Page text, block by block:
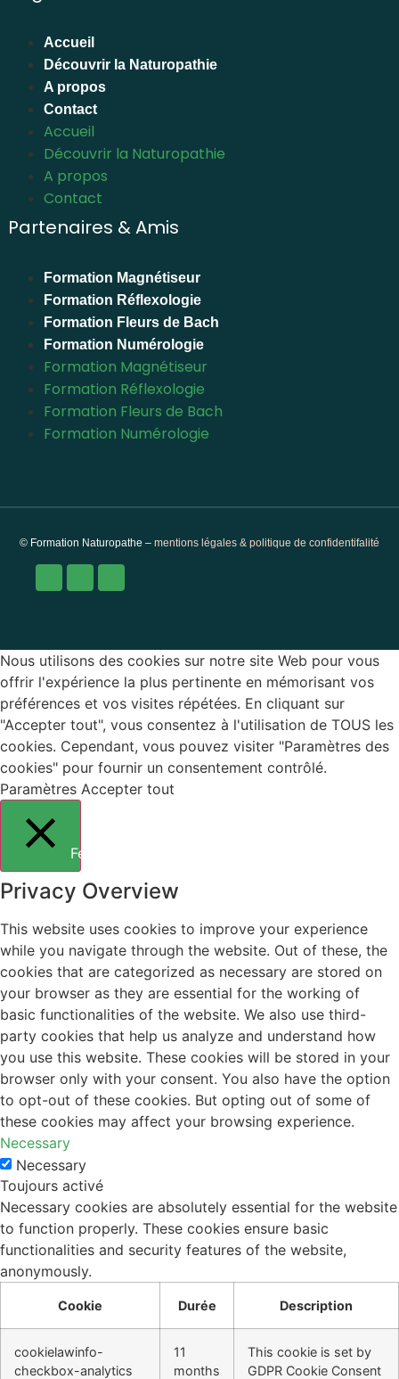
Accueil
Découvrir la Naturopathie
A propos
Contact
Accueil
Découvrir la Naturopathie
A propos
Contact
Partenaires & Amis
Formation Magnétiseur
Formation Réflexologie
Formation Fleurs de Bach
Formation Numérologie
Formation Magnétiseur
Formation Réflexologie
Formation Fleurs de Bach
Formation Numérologie
© Formation Naturopathe – mentions légales & politique de confidentifalité
Nous utilisons des cookies sur notre site Web pour vous
offrir l'expérience la plus pertinente en mémorisant vos
préférences et vos visites répétées. En cliquant sur
"Accepter tout", vous consentez à l'utilisation de TOUS les
cookies. Cependant, vous pouvez visiter "Paramètres des
cookies" pour fournir un consentement contrôlé.
Paramètres Accepter tout
Fermer
Privacy Overview
This website uses cookies to improve your experience
while you navigate through the website. Out of these, the
cookies that are categorized as necessary are stored on
your browser as they are essential for the working of
basic functionalities of the website. We also use third-
party cookies that help us analyze and understand how
you use this website. These cookies will be stored in your
browser only with your consent. You also have the option
to opt-out of these cookies. But opting out of some of
these cookies may affect your browsing experience.
Necessary
Necessary
Toujours activé
Necessary cookies are absolutely essential for the website
to function properly. These cookies ensure basic
functionalities and security features of the website,
anonymously.
Cookie Durée Description
cookielawinfo-
checkbox-analytics
11
months
This cookie is set by
GDPR Cookie Consent